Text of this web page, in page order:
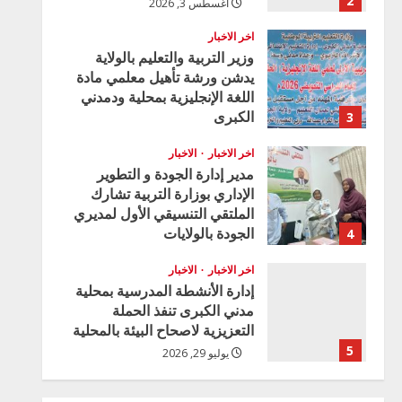
أغسطس 3, 2026
3
اخر الاخبار
وزير التربية والتعليم بالولاية
يدشن ورشة تأهيل معلمي مادة
اللغة الإنجليزية بمحلية ودمدني
الكبرى
4
اخر الاخبار الاخبار
مدير إدارة الجودة و التطوير
الإداري بوزارة التربية تشارك
الملتقي التنسيقي الأول لمديري
الجودة بالولايات
5
اخر الاخبار الاخبار
إدارة الأنشطة المدرسية بمحلية
مدني الكبرى تنفذ الحملة
التعزيزية لاصحاح البيئة بالمحلية
يوليو 29, 2026